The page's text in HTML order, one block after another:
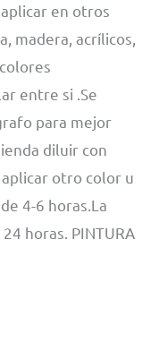
en otros
madera, acrílicos,
entre si .Se
para mejor
diluir con
aplicar otro color u
4-6 horas.La
horas. PINTURA